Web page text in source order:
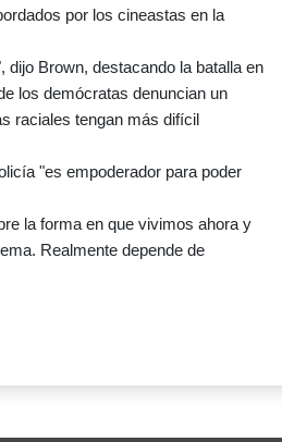
por los cineastas en la
Brown, destacando la batalla en
los demócratas denuncian un
raciales tengan más difícil
"es empoderador para poder
la forma en que vivimos ahora y
Realmente depende de